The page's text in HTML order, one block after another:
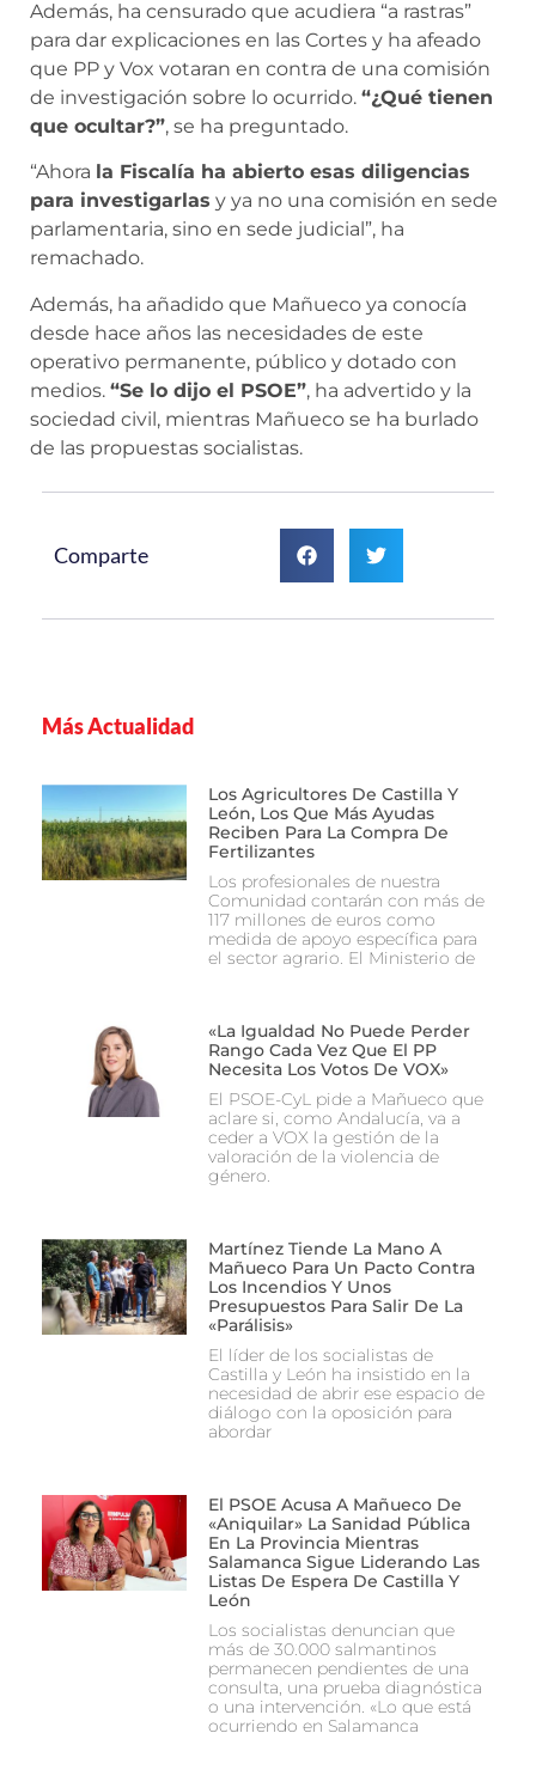
Además, ha censurado que acudiera “a rastras”
para dar explicaciones en las Cortes y ha afeado
que PP y Vox votaran en contra de una comisión
de investigación sobre lo ocurrido. “¿Qué tienen
que ocultar?”, se ha preguntado.
“Ahora la Fiscalía ha abierto esas diligencias
para investigarlas y ya no una comisión en sede
parlamentaria, sino en sede judicial”, ha
remachado.
Además, ha añadido que Mañueco ya conocía
desde hace años las necesidades de este
operativo permanente, público y dotado con
medios. “Se lo dijo el PSOE”, ha advertido y la
sociedad civil, mientras Mañueco se ha burlado
de las propuestas socialistas.
Comparte
Más Actualidad
Los Agricultores De Castilla Y
León, Los Que Más Ayudas
Reciben Para La Compra De
Fertilizantes
Los profesionales de nuestra
Comunidad contarán con más de
117 millones de euros como
medida de apoyo específica para
el sector agrario. El Ministerio de
«La Igualdad No Puede Perder
Rango Cada Vez Que El PP
Necesita Los Votos De VOX»
El PSOE-CyL pide a Mañueco que
aclare si, como Andalucía, va a
ceder a VOX la gestión de la
valoración de la violencia de
género.
Martínez Tiende La Mano A
Mañueco Para Un Pacto Contra
Los Incendios Y Unos
Presupuestos Para Salir De La
«parálisis»
El líder de los socialistas de
Castilla y León ha insistido en la
necesidad de abrir ese espacio de
diálogo con la oposición para
abordar
El PSOE Acusa A Mañueco De
«aniquilar» La Sanidad Pública
En La Provincia Mientras
Salamanca Sigue Liderando Las
Listas De Espera De Castilla Y
León
Los socialistas denuncian que
más de 30.000 salmantinos
permanecen pendientes de una
consulta, una prueba diagnóstica
o una intervención. «Lo que está
ocurriendo en Salamanca